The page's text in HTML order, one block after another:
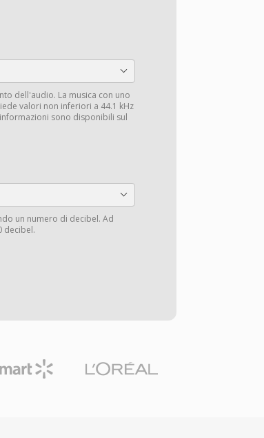
dell'audio. La musica con uno
valori non inferiori a 44.1 kHz
sono disponibili sul
un numero di decibel. Ad
decibel.